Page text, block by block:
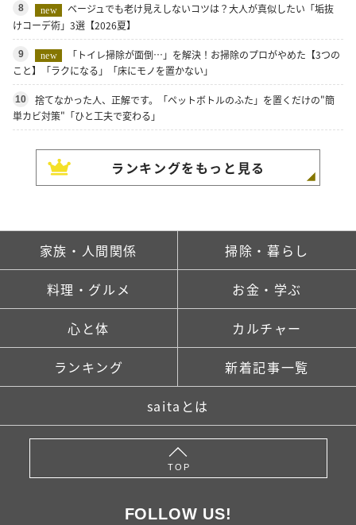
8 new
ベージュでも老け見えしないコツは？大人が真似したい「垢抜
けコーデ術」3選【2026夏】
9 new
「トイレ掃除が面倒…」を解決！お掃除のプロがやめた【3つの
こと】「ラクになる」「床にモノを置かない」
10
捨てなかった人、正解です。「ペットボトルのふた」を置くだけの"簡
単カビ対策"「ひと工夫で変わる」
ランキングをもっと見る
家族・人間関係 掃除・暮らし
料理・グルメ お金・学ぶ
心と体 カルチャー
ランキング 新着記事一覧
saitaとは
TOP
FOLLOW US!